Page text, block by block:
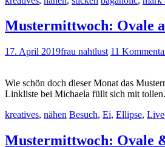
Mustermittwoch: Ovale
17. April 2019frau nahtlust 11
Wie schön doch dieser Monat das
Linkliste bei Michaela füllt sich mit
kreatives, nähen Besuch, Ei, Ellipse,
Mustermittwoch: Ovale